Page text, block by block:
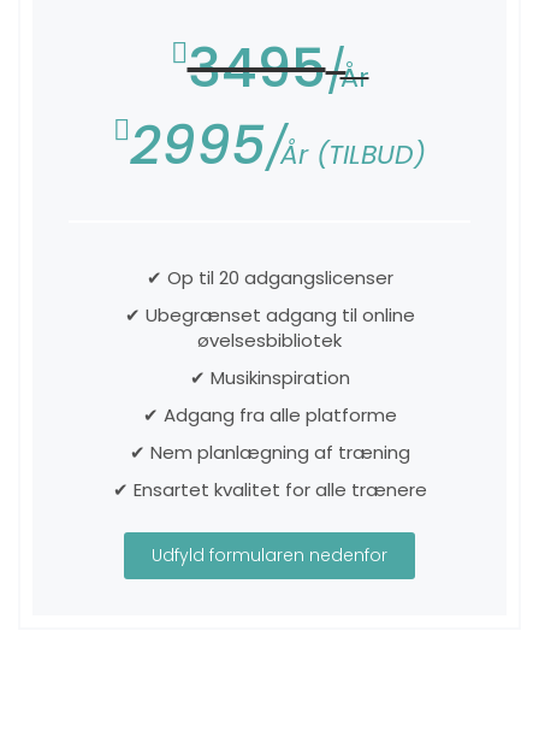
3495 År
2995 År (TILBUD)
✔ Op til 20 adgangslicenser
✔ Ubegrænset adgang til online
øvelsesbibliotek
✔ Musikinspiration
✔ Adgang fra alle platforme
✔ Nem planlægning af træning
✔ Ensartet kvalitet for alle trænere
Udfyld formularen nedenfor